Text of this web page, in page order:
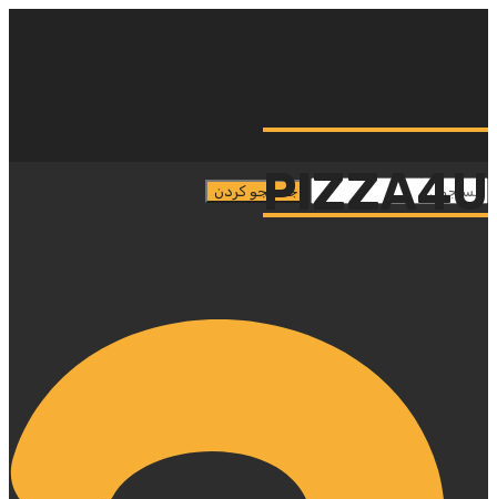
PIZZA4U